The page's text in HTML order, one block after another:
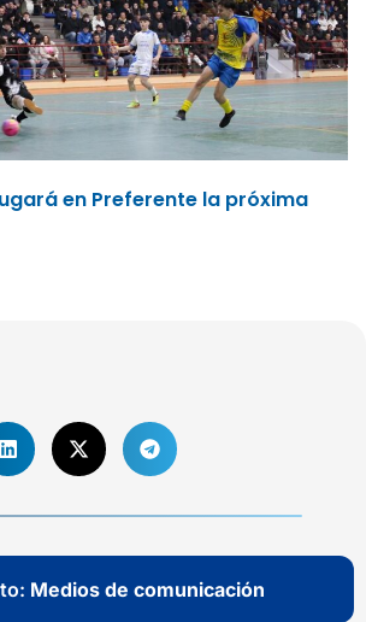
en Preferente la próxima
Medios de comunicación